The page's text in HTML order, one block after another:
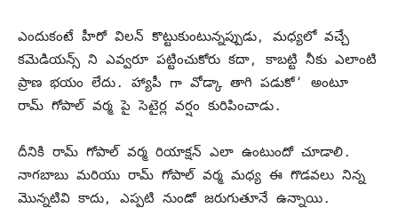
ఎందుకంటే హీరో విలన్ కొట్టుకుంటున్నప్పుడు, మధ్యలో వచ్చే
కమెడియన్స్ ని ఎవ్వరూ పట్టించుకోరు కదా, కాబట్టి నీకు ఎలాంటి
ప్రాణ భయం లేదు. హ్యాపీ గా వోడ్కా తాగి పడుకో’ అంటూ
రామ్ గోపాల్ వర్మ పై సెటైర్ల వర్షం కురిపించాడు.
దీనికి రామ్ గోపాల్ వర్మ రియాక్షన్ ఎలా ఉంటుందో చూడాలి.
నాగబాబు మరియు రామ్ గోపాల్ వర్మ మధ్య ఈ గొడవలు నిన్న
మొన్నటివి కాదు, ఎప్పటి నుండో జరుగుతూనే ఉన్నాయి.